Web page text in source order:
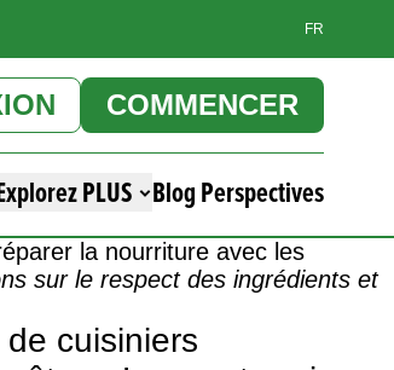
FR
COMMENCER
PLUS Blog Perspectives
la nourriture avec les
sur le respect des ingrédients et
cuisiniers